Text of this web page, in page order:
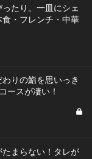
たり。一皿にシェ
・フレンチ・中華
りの鮨を思いっき
ースが凄い！
まらない！タレが